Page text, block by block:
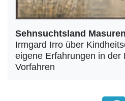
Sehnsuchtsland Masuren
Irmgard Irro über
eigene Erfahrungen in der
Vorfahren